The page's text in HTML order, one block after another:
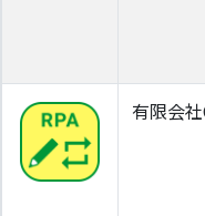
有限会